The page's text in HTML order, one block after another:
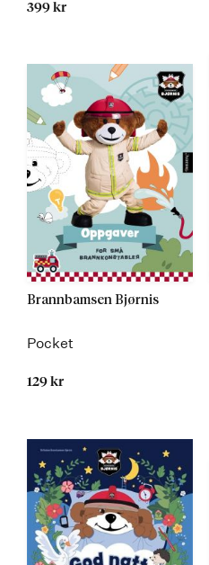
399 kr
Brannbamsen Bjørnis
Pocket
129 kr